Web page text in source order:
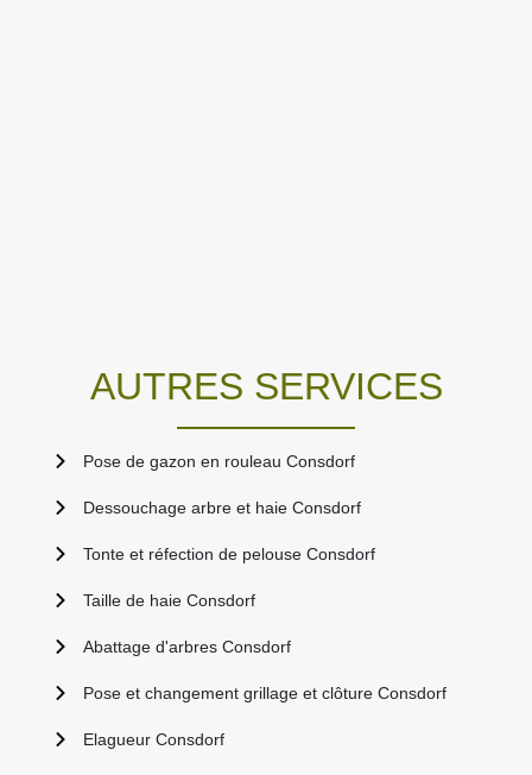
AUTRES SERVICES
Pose de gazon en rouleau Consdorf
Dessouchage arbre et haie Consdorf
Tonte et réfection de pelouse Consdorf
Taille de haie Consdorf
Abattage d'arbres Consdorf
Pose et changement grillage et clôture Consdorf
Elagueur Consdorf